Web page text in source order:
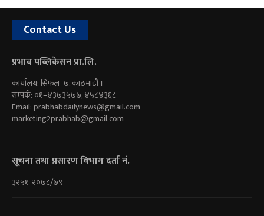
Contact Us
प्रभाव पब्लिकेसन प्रा.लि.
कार्यालय: सिफल–७, काठमाडौं ।
सम्पर्क: ०१–४३७३५७७, ४५८४३६८
Email:prabhabdailynews@gmail.com
marketing2prabhab@gmail.com
सूचना तथा प्रसारण विभाग दर्ता नं.
३२५१-२०७८/७९